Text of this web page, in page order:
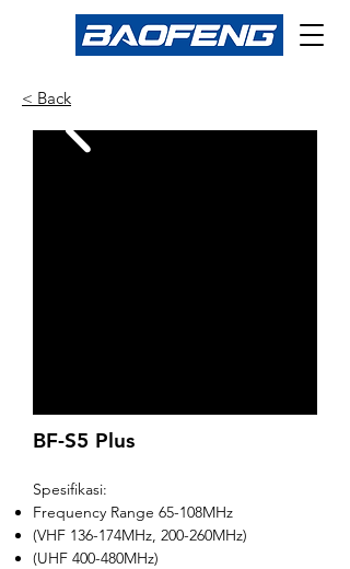
< Back
BF-S5 Plus
Spesifikasi:
Frequency Range 65-108MHz
(VHF 136-174MHz, 200-260MHz)
(UHF 400-480MHz)